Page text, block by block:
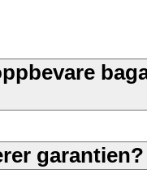
garantien?